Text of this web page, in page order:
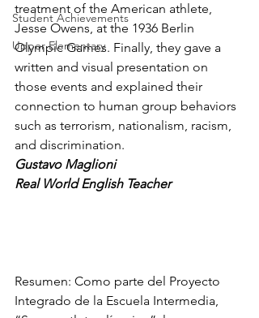
Student Achievements
Upper Elementary
treatment of the American athlete,
Jesse Owens, at the 1936 Berlin
Olympic Games. Finally, they gave a
written and visual presentation on
those events and explained their
connection to human group behaviors
such as terrorism, nationalism, racism,
and discrimination.
Gustavo Maglioni
Real World English Teacher
Resumen: Como parte del Proyecto
Integrado de la Escuela Intermedia,